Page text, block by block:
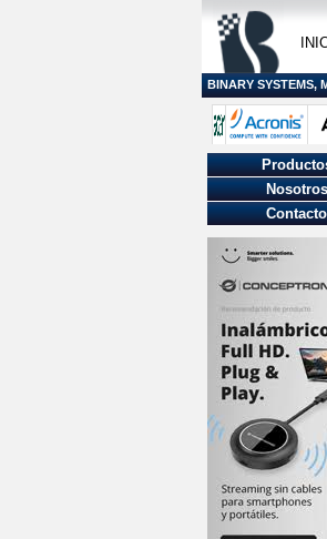
BINARY SYSTEMS,
Nosotros
Contacto